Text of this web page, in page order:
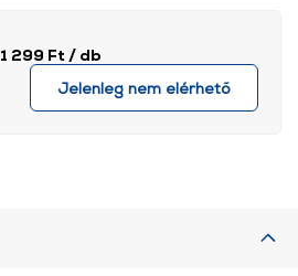
1 299 Ft / db
Jelenleg nem elérhető